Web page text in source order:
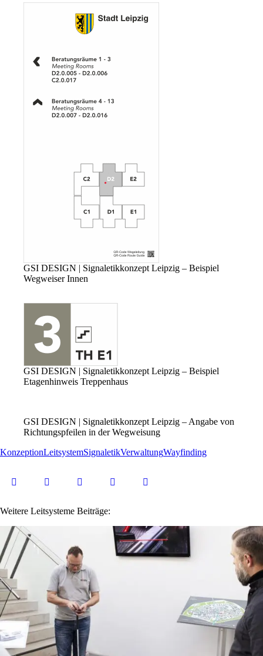
GSI DESIGN | Signaletikkonzept Leipzig – Beispiel
Wegweiser Innen
GSI DESIGN | Signaletikkonzept Leipzig – Beispiel
Etagenhinweis Treppenhaus
GSI DESIGN | Signaletikkonzept Leipzig – Angabe von
Richtungspfeilen in der Wegweisung
KonzeptionLeitsystemSignaletikVerwaltungWayfinding
Weitere Leitsysteme Beiträge: